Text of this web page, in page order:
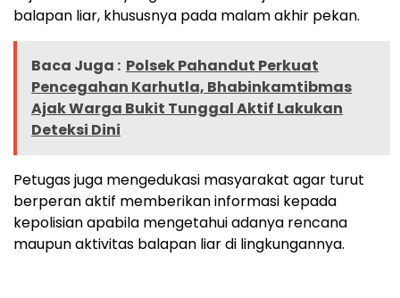
balapan liar, khususnya pada malam akhir pekan.
Baca Juga : Polsek Pahandut Perkuat
Pencegahan Karhutla, Bhabinkamtibmas
Ajak Warga Bukit Tunggal Aktif Lakukan
Deteksi Dini
Petugas juga mengedukasi masyarakat agar turut
berperan aktif memberikan informasi kepada
kepolisian apabila mengetahui adanya rencana
maupun aktivitas balapan liar di lingkungannya.